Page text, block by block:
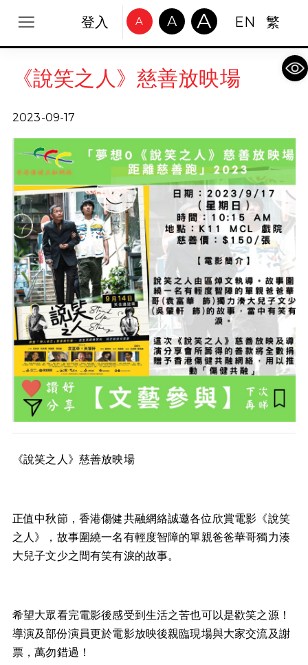
登入 A A A EN 繁
《說笑之人》慈善放映場
2023-09-17
《說笑之人》慈善放映場
正值中秋節，香港傷健共融網絡誠邀各位欣賞電影《說笑
之人》，故事圍繞一名有輕度智障的單親爸爸華哥獨力湊
大兒子文少之間有笑有淚的故事。
希望大眾看完電影後感受到生活之苦也可以是歡笑之源！
導演及部份演員更於電影放映後親臨現場與大家交流及謝
票，萬勿錯過！